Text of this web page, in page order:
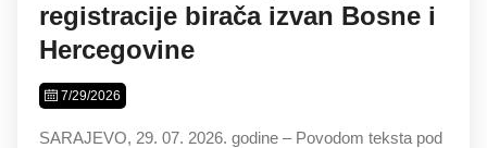
registracije birača izvan Bosne i
Hercegovine
7/29/2026
SARAJEVO, 29. 07. 2026. godine – Povodom teksta pod